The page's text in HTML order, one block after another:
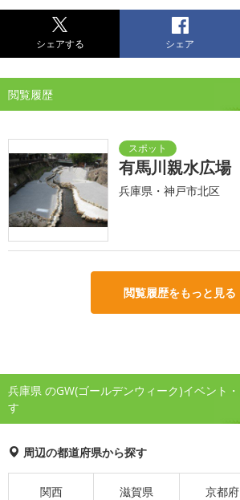
シェアする シェア
閲覧履歴
有馬川親水広場
兵庫県・神戸市北区
閲覧履歴をもっと見る
兵庫県 のGW(ゴールデンウィーク)イベント
す
周辺の都道府県から探す
関西 滋賀県 京都府